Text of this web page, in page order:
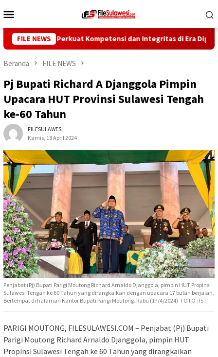
ke
Mobile
FILE NEWS
Perkuat Kompetensi dan Integritas di Era Digital
Beranda FILE NEWS
Pj Bupati Richard A Djanggola Pimpin
Upacara HUT Provinsi Sulawesi Tengah
ke-60 Tahun
FILESULAWESI
Kamis, 18 April 2024
Penjabat (Pj) Bupati Parigi Moutong Richard Arnaldo Djanggola, pimpin HUT Propinsi
Sulawesi Tengah ke 60 Tahun yang dirangkaikan dengan upacara 17 bulan berjalan.
Bertempat di halaman Kantor Bupati Parigi Moutong. Rabu (17/4/2024). FOTO : IST
PARIGI MOUTONG, FILESULAWESI.COM – Penjabat (Pj) Bupati
Parigi Moutong Richard Arnaldo Djanggola, pimpin HUT
Propinsi Sulawesi Tengah ke 60 Tahun yang dirangkaikan